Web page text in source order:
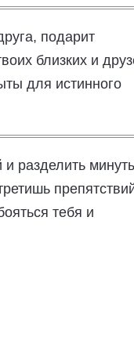
подарит
близких и
для истинного
разделить
тебя и